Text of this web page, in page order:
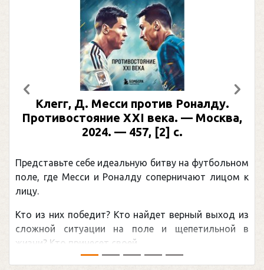
Клегг, Д. Месси против Роналду.
Противостояние XXI века. — Москва,
2024. — 457, [2] с.
Представьте себе идеальную битву на футбольном
поле, где Месси и Роналду соперничают лицом к
лицу.
Кто из них победит? Кто найдет верный выход из
сложной ситуации на поле и щепетильной в
жизни? Кто принесет своей ...
Предыдущий